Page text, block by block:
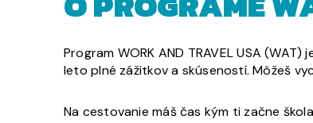
Program WORK AND TRAVEL USA
leto plné zážitkov a skúseností. Môžeš
Na cestovanie máš čas kým ti začne